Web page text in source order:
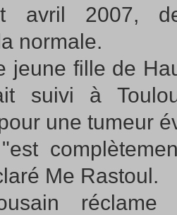
avril 2007,
normale.
jeune fille de
suivi à
une tumeur
Me Rastoul.